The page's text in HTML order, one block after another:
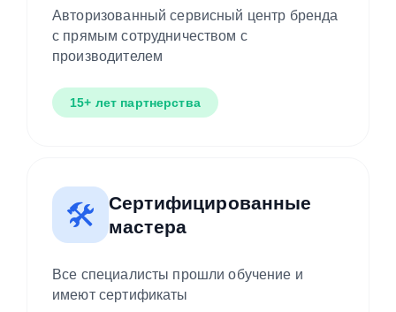
Авторизованный сервисный центр бренда
с прямым сотрудничеством с
производителем
15+ лет партнерства
🛠️
Сертифицированные
мастера
Все специалисты прошли обучение и
имеют сертификаты